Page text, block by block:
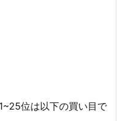
位は以下の買い目で